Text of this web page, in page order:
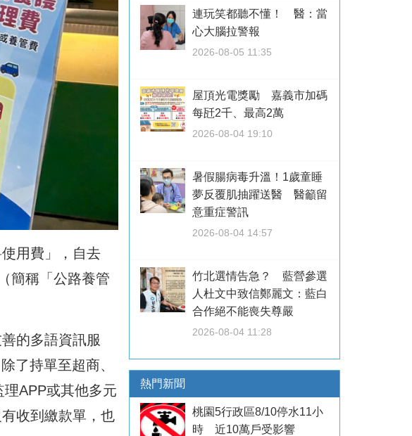
用費」，自去
簡稱「公路養管
的多語資訊服
了持單至超商、
理APP或其他多元
收到繳款單，也
連玩笑都聽不懂！ 醫：當
心大腦拉警報
2026-08-05 11:35
屋頂光電獎勵 嘉義市加碼
每瓩2千、最高2萬
2026-08-04 19:10
暑假腸病毒升溫！1歲童睡
夢反覆肌抽躍送醫 醫籲留
意重症警訊
2026-08-04 14:57
竹北選情告急？ 藍營參選
人杜文中致信鄭麗文：藍白
合作絕不能喪失尊嚴
2026-08-04 11:28
熱門新聞
桃園5行政區8/10停水11小
時 近10萬戶受影響